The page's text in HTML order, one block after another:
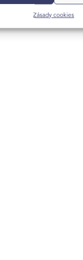
Zásady cookies